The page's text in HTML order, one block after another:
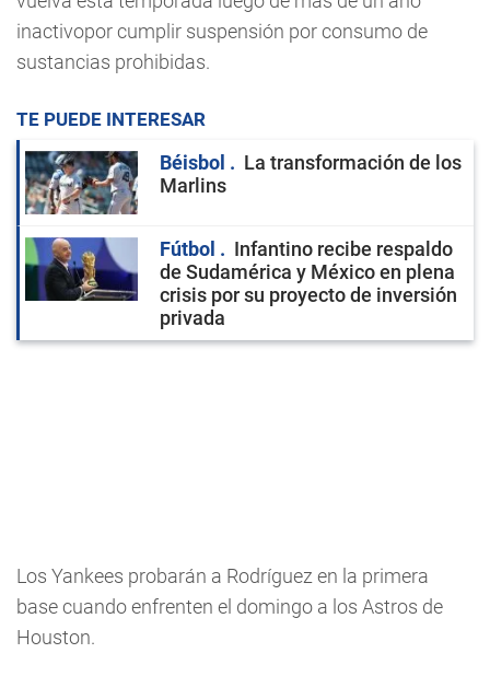
inactivopor cumplir suspensión por consumo de
sustancias prohibidas.
TE PUEDE INTERESAR
Béisbol
La transformación de los
Marlins
Fútbol
Infantino recibe respaldo
de Sudamérica y México en plena
crisis por su proyecto de inversión
privada
Los Yankees probarán a Rodríguez en la primera
base cuando enfrenten el domingo a los Astros de
Houston.